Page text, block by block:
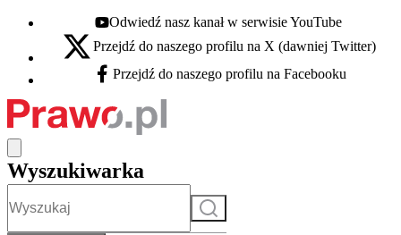
Youtube - otwiera się w nowej karcie
Odwiedź nasz kanał w serwisie YouTube
X - otwiera się w nowej karcie
Przejdź do naszego profilu na X (dawniej Twitter)
Facebook - otwiera się w nowej karcie
Przejdź do naszego profilu na Facebooku
Wyszukiwarka
Szukaj